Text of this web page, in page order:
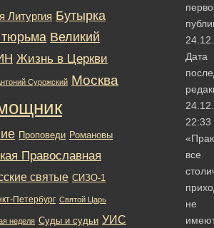
Дата
22:33
все
не
Литургия Бутырка
Великий
Жизнь в Церкви
Сурожский Москва
Проповеди Романовы
Православная
святые СИЗО-1
Петербург Святой Царь
неделя Суды и судьи УИС